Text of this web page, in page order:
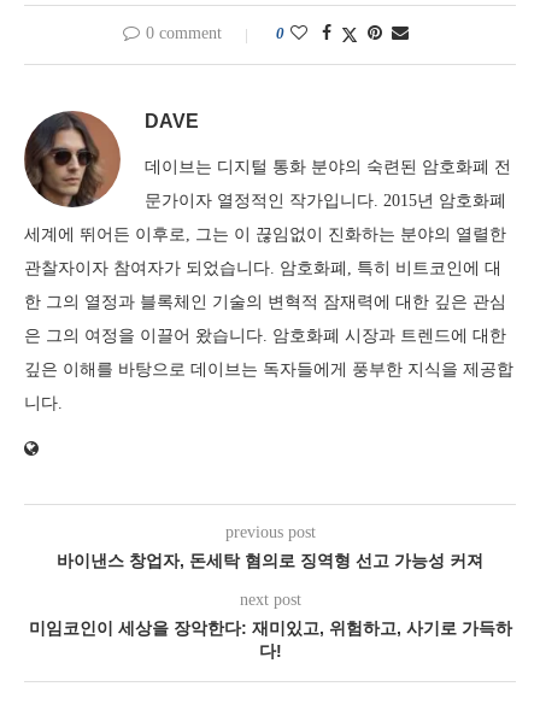
0 comment 0
DAVE
데이브는 디지털 통화 분야의 숙련된 암호화폐 전
문가이자 열정적인 작가입니다. 2015년 암호화폐
세계에 뛰어든 이후로, 그는 이 끊임없이 진화하는 분야의 열렬한
관찰자이자 참여자가 되었습니다. 암호화폐, 특히 비트코인에 대
한 그의 열정과 블록체인 기술의 변혁적 잠재력에 대한 깊은 관심
은 그의 여정을 이끌어 왔습니다. 암호화폐 시장과 트렌드에 대한
깊은 이해를 바탕으로 데이브는 독자들에게 풍부한 지식을 제공합
니다.
previous post
바이낸스 창업자, 돈세탁 혐의로 징역형 선고 가능성 커져
next post
미임코인이 세상을 장악한다: 재미있고, 위험하고, 사기로 가득하
다!